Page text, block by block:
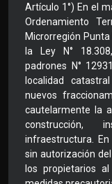
Artículo 1°) En el
Ordenamiento
Microrregión
la Ley N°
padrones N°
localidad
nuevos
cautelarmente la
construcción,
infraestructura.
sin autorización
los propietarios